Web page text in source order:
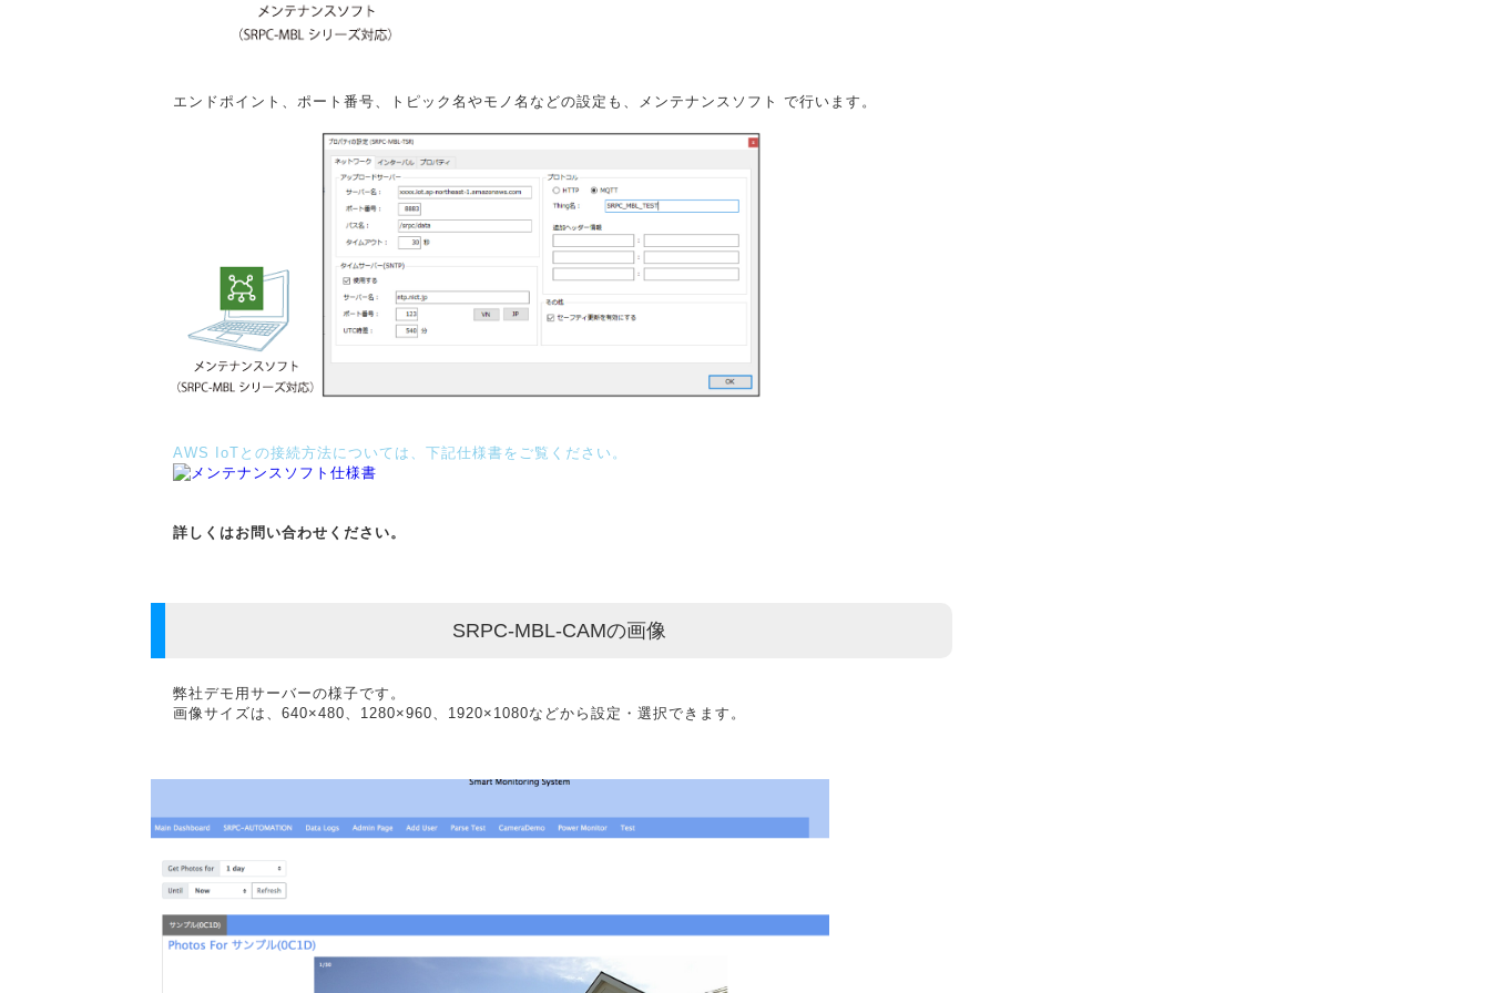
エンドポイント、ポート番号、トピック名やモノ名などの設定も、メンテナンスソフト で行います。
AWS IoTとの接続方法については、下記仕様書をご覧ください。
詳しくはお問い合わせください。
SRPC-MBL-CAMの画像
弊社デモ用サーバーの様子です。
画像サイズは、640×480、1280×960、1920×1080などから設定・選択できます。